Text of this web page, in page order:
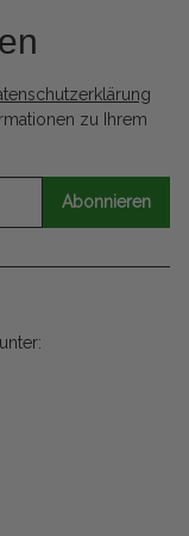
zu Ihrem
Abonnieren